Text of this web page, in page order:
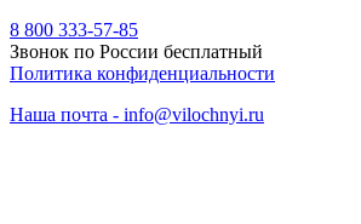
8 800 333-57-85
Звонок по России бесплатный
Политика конфиденциальности
Наша почта - info@vilochnyi.ru